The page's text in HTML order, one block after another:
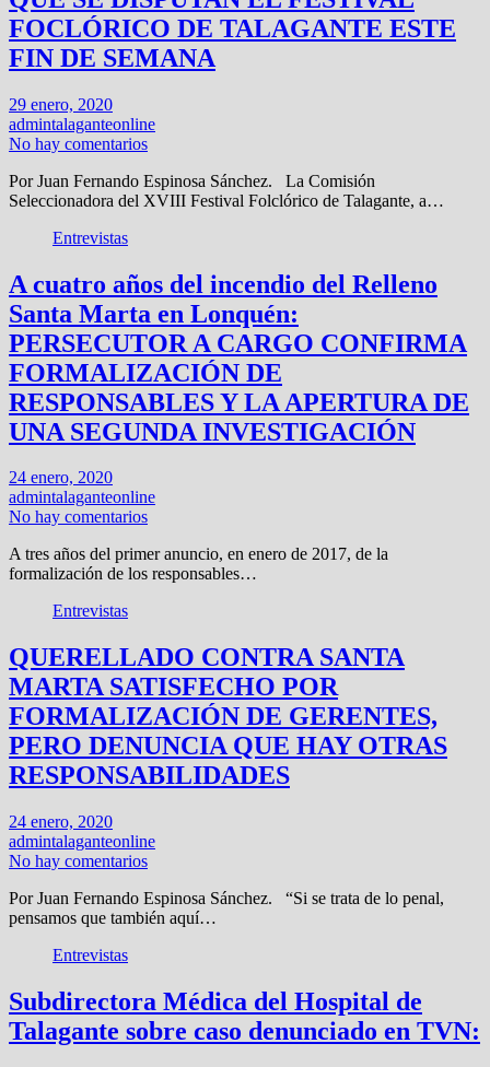
FOCLÓRICO DE TALAGANTE ESTE
FIN DE SEMANA
29 enero, 2020
admintalaganteonline
No hay comentarios
Por Juan Fernando Espinosa Sánchez. La Comisión
Seleccionadora del XVIII Festival Folclórico de Talagante, a…
Entrevistas
A cuatro años del incendio del Relleno
Santa Marta en Lonquén:
PERSECUTOR A CARGO CONFIRMA
FORMALIZACIÓN DE
RESPONSABLES Y LA APERTURA DE
UNA SEGUNDA INVESTIGACIÓN
24 enero, 2020
admintalaganteonline
No hay comentarios
A tres años del primer anuncio, en enero de 2017, de la
formalización de los responsables…
Entrevistas
QUERELLADO CONTRA SANTA
MARTA SATISFECHO POR
FORMALIZACIÓN DE GERENTES,
PERO DENUNCIA QUE HAY OTRAS
RESPONSABILIDADES
24 enero, 2020
admintalaganteonline
No hay comentarios
Por Juan Fernando Espinosa Sánchez. “Si se trata de lo penal,
pensamos que también aquí…
Entrevistas
Subdirectora Médica del Hospital de
Talagante sobre caso denunciado en TVN: